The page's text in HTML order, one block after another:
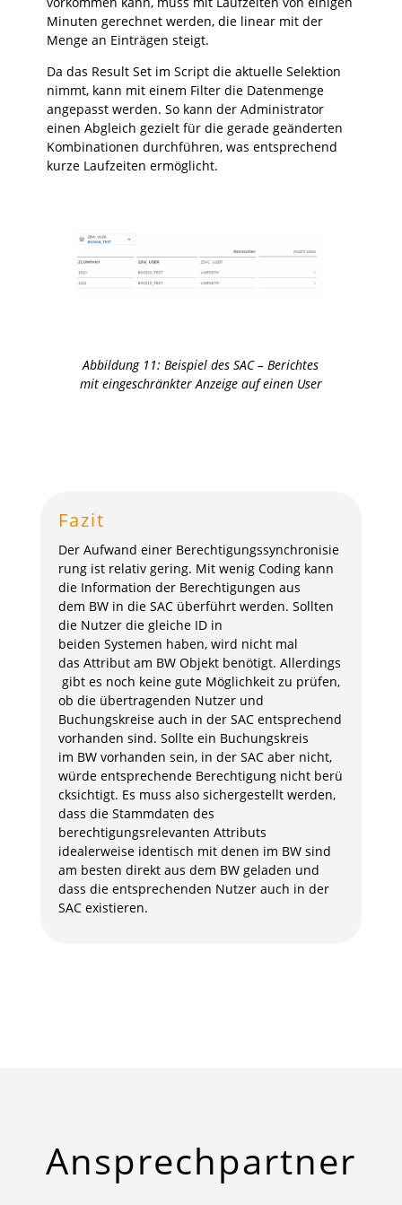
Minuten gerechnet werden, die linear mit der
Menge an Einträgen steigt.
Da das Result Set im Script die aktuelle Selektion
nimmt, kann mit einem Filter die Datenmenge
angepasst werden. So kann der Administrator
einen Abgleich gezielt für die gerade geänderten
Kombinationen durchführen, was entsprechend
kurze Laufzeiten ermöglicht.
Abbildung 11:Beispiel des SAC – Berichtes
mit eingeschränkter Anzeige auf einen User
Fazit
Der Aufwand einer Berechtigungssynchronisie
rung ist relativ gering. Mit wenig Coding kann
die Information der Berechtigungen aus
dem BW in die SAC überführt werden. Sollten
die Nutzer die gleiche ID in
beiden Systemen haben, wird nicht mal
das Attribut am BW Objekt benötigt. Allerdings
gibt es noch keine gute Möglichkeit zu prüfen,
ob die übertragenden Nutzer und
Buchungskreise auch in der SAC entsprechend
vorhanden sind. Sollte ein Buchungskreis
im BW vorhanden sein, in der SAC aber nicht,
würde entsprechende Berechtigung nicht berü
cksichtigt. Es muss also sichergestellt werden,
dass die Stammdaten des
berechtigungsrelevanten Attributs
idealerweise identisch mit denen im BW sind
am besten direkt aus dem BW geladen und
dass die entsprechenden Nutzer auch in der
SAC existieren.
Ansprech­partner